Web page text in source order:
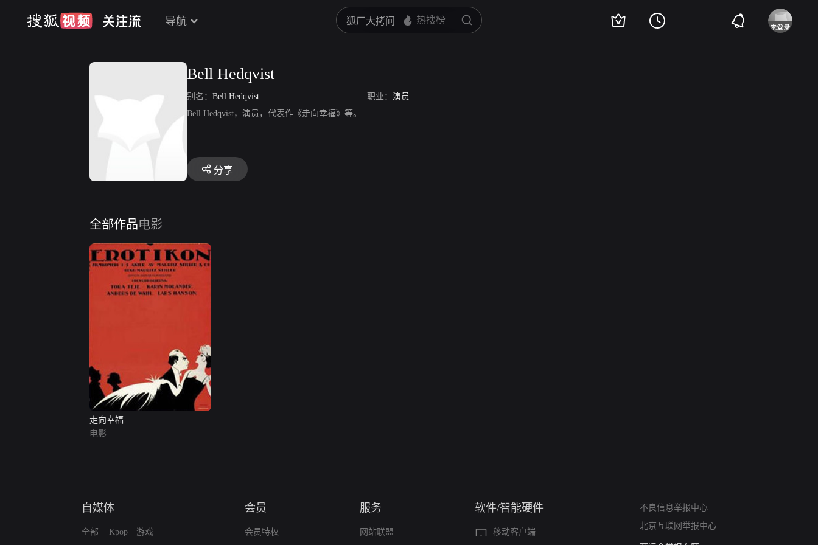
导航
Bell Hedqvist
别名： Bell Hedqvist 职业： 演员
Bell Hedqvist，演员，代表作《走向幸福》等。
分享
全部作品电影
走向幸福
电影
自媒体
全部 Kpop 游戏
会员
会员特权
服务
网站联盟
软件/智能硬件
移动客户端
不良信息举报中心
北京互联网举报中心
12318 文化市场举报
算法推荐专项举报